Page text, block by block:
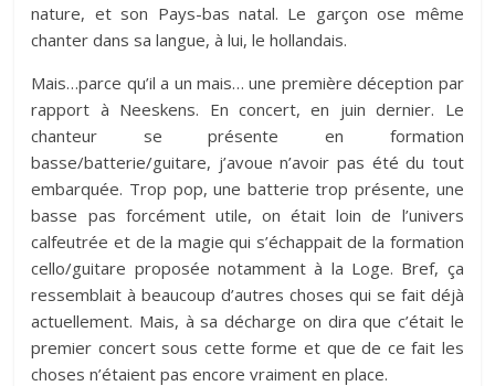
nature, et son Pays-bas natal. Le garçon ose même
chanter dans sa langue, à lui, le hollandais.
Mais…parce qu’il a un mais… une première déception par
rapport à Neeskens. En concert, en juin dernier. Le
chanteur se présente en formation
basse/batterie/guitare, j’avoue n’avoir pas été du tout
embarquée. Trop pop, une batterie trop présente, une
basse pas forcément utile, on était loin de l’univers
calfeutrée et de la magie qui s’échappait de la formation
cello/guitare proposée notamment à la Loge. Bref, ça
ressemblait à beaucoup d’autres choses qui se fait déjà
actuellement. Mais, à sa décharge on dira que c’était le
premier concert sous cette forme et que de ce fait les
choses n’étaient pas encore vraiment en place.